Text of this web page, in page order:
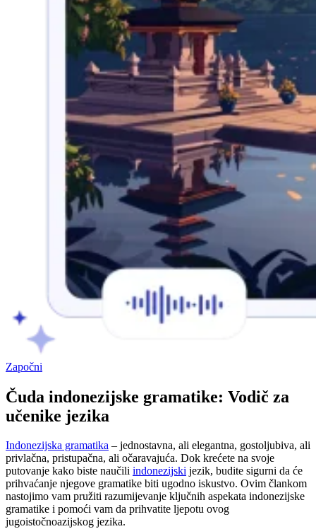
Započni
Čuda indonezijske gramatike: Vodič za
učenike jezika
Indonezijska gramatika – jednostavna, ali elegantna, gostoljubiva, ali
privlačna, pristupačna, ali očaravajuća. Dok krećete na svoje
putovanje kako biste naučili indonezijski jezik, budite sigurni da će
prihvaćanje njegove gramatike biti ugodno iskustvo. Ovim člankom
nastojimo vam pružiti razumijevanje ključnih aspekata indonezijske
gramatike i pomoći vam da prihvatite ljepotu ovog
jugoistočnoazijskog jezika.